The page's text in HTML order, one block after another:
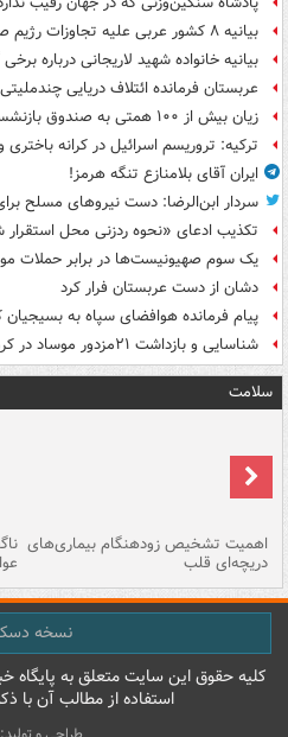
بیانیه ۸ کشور عربی علیه تجاوزات رژیم صهیونیستی در غزه
بیانیه خانواده شهید لاریجانی درباره
عربستان فرمانده ائتلاف دریایی
زیان بیش از ۱۰۰ همتی به صندوق‌ بازنشستگی نفت
ترکیه: تروریسم اسرائیل در کرانه
ایران آقای بلامنازع تنگه هرمز!
سردار ابن‌الرضا: دست نیروهای مسلح
تکذیب ادعای «نحوه ردزنی محل استقرار
یک‌ سوم صهیونیست‌ها در برابر حملات
دشان از دست عربستان فرار کرد
پیام فرمانده هوافضای سپاه به بسیجیان
شناسایی و بازداشت ۲۱مزدور موساد در کرمان
سلامت
اهمیت تشخیص زودهنگام بیماری‌های
دریچه‌ای قلب
نسخه
کليه حقوق اين سايت متعلق به پایگاه
استفاده از مطالب آن با